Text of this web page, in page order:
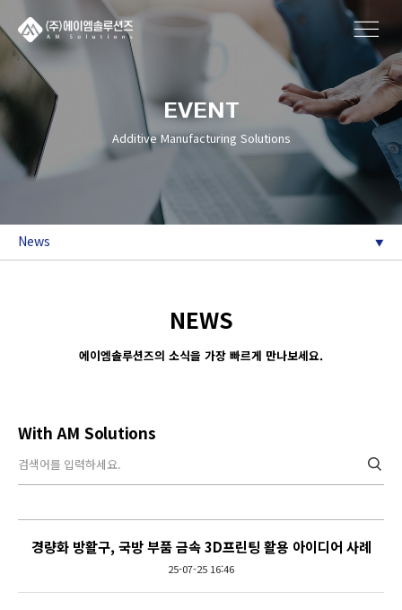
EVENT
Additive Manufacturing Solutions
News
NEWS
에이엠솔루션즈의 소식을 가장 빠르게 만나보세요.
With AM Solutions
경량화 방활구, 국방 부품 금속 3D프린팅 활용 아이디어 사례
25-07-25 16:46